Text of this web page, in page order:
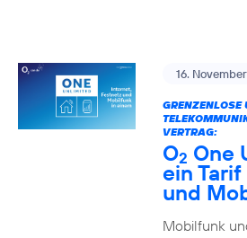
16.
GRENZENLOSE
VERTRAG:
O2 One
ein
und
Mobilfunk